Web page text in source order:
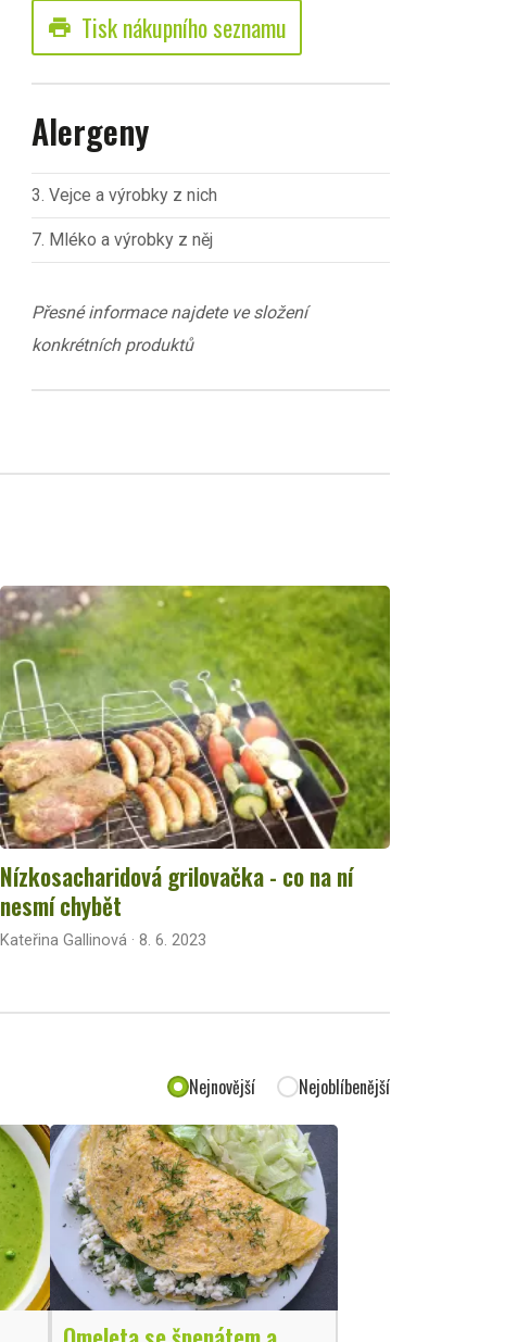
print Tisk nákupního seznamu
Alergeny
3. Vejce a výrobky z nich
7. Mléko a výrobky z něj
Přesné informace najdete ve složení
konkrétních produktů
Nízkosacharidová grilovačka - co na ní
nesmí chybět
Kateřina Gallinová · 8. 6. 2023
Nejnovější Nejoblíbenější